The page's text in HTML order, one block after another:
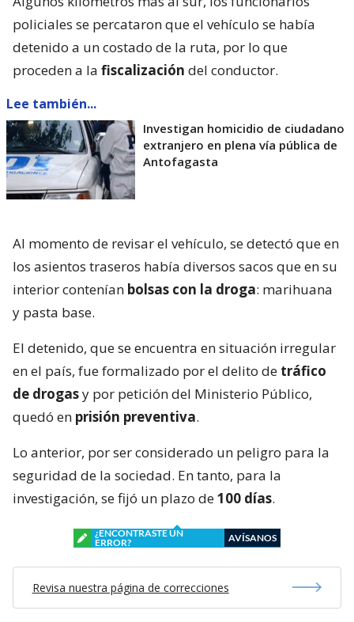
policiales se percataron que el vehículo se había
detenido a un costado de la ruta, por lo que
proceden a la fiscalización del conductor.
Lee también...
Investigan homicidio de ciudadano
extranjero en plena vía pública de
Antofagasta
Al momento de revisar el vehículo, se detectó que en
los asientos traseros había diversos sacos que en su
interior contenían bolsas con la droga: marihuana
y pasta base.
El detenido, que se encuentra en situación irregular
en el país, fue formalizado por el delito de tráfico
de drogasy por petición del Ministerio Público,
quedó en prisión preventiva.
Lo anterior, por ser considerado un peligro para la
seguridad de la sociedad. En tanto, para la
investigación, se fijó un plazo de100 días.
¿ENCONTRASTE UN
ERROR?
AVÍSANOS
Revisa nuestra página de correcciones